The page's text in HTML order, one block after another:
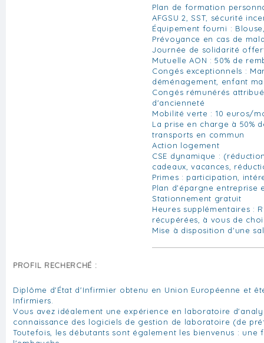
Plan de formation
AFGSU 2, SST, sécurité
Équipement fourni :
Prévoyance en cas de
Journée de solidarité
Mutuelle AON : 50% de
Congés exceptionnels :
déménagement, enfant
Congés rémunérés
d'ancienneté
Mobilité verte : 10 euros/
La prise en charge à 50%
transports en commun
Action logement
CSE dynamique :
cadeaux, vacances,
Primes : participation,
Plan d'épargne entreprise
Stationnement gratuit
Heures supplémentaires :
récupérées, à vous de
Mise à disposition d'une
PROFIL RECHERCHÉ :
Diplôme d'État d'Infirmier obtenu en Union Européenne et
Infirmiers.
Vous avez idéalement une expérience en laboratoire
connaissance des logiciels de gestion de laboratoire (de
Toutefois, les débutants sont également les bienvenus : une